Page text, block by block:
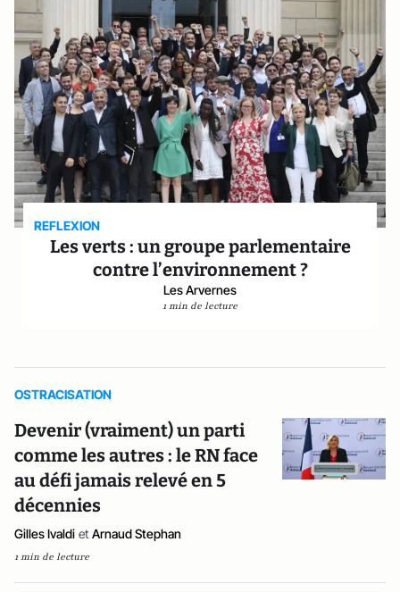
REFLEXION
Les verts : un groupe parlementaire
contre l’environnement ?
Les Arvernes
1 min de lecture
OSTRACISATION
Devenir (vraiment) un parti
comme les autres : le RN face
au défi jamais relevé en 5
décennies
Gilles Ivaldi et Arnaud Stephan
1 min de lecture